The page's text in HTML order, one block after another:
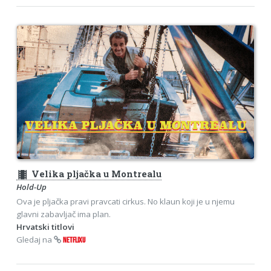
theaters Velika pljačka u Montrealu
Hold-Up
Ova je pljačka pravi pravcati cirkus. No klaun koji je u njemu
glavni zabavljač ima plan.
Hrvatski titlovi
Gledaj na
NETFLIXU